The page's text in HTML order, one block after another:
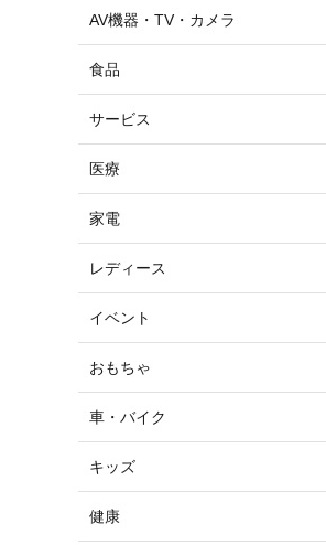
AV機器・TV・カメラ
食品
サービス
医療
家電
レディース
イベント
おもちゃ
車・バイク
キッズ
健康